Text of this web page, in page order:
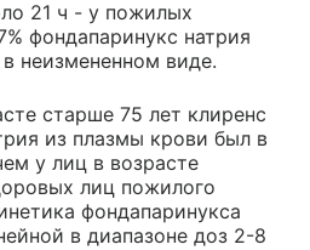
21 ч - у пожилых
фондапаринукс натрия
неизмененном виде.
старше 75 лет клиренс
из плазмы крови был в
у лиц в возрасте
лиц пожилого
фондапаринукса
в диапазоне доз 2-8